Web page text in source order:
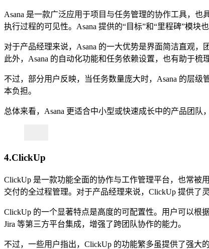
Asana 是一款广泛应用于项目与任务管理的协作工具，
执行过程的可见性。Asana 提供的“目标”和“里程碑”模块
对于产品经理来说，Asana 的一大优势是界面简洁直观，
此外，Asana 的自动化功能和任务依赖设置，也有助于梳
不过，部分用户反映，当任务数量庞大时，Asana 的层
本负担。
总体来看，Asana 更适合中小型或快速成长中的产品团
4.ClickUp
ClickUp 是一款功能全面的协作与工作管理平台，也常被
交付的全过程管理。对于产品经理来说，ClickUp 提供了
ClickUp 的一个显著特点是高度的可配置性。用户可以根
Jira 等第三方平台集成，增强了跨团队协作的能力。
不过，一些用户指出，ClickUp 的功能繁多虽提供了强大